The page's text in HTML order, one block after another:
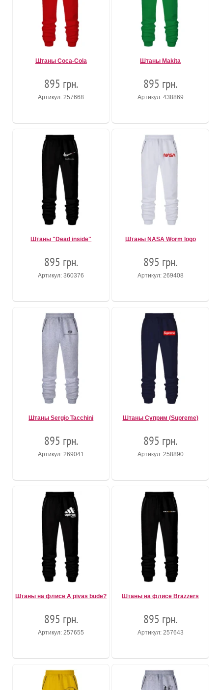
Штаны Coca-Cola
895 грн.
Артикул: 257668
Штаны Makita
895 грн.
Артикул: 438869
Штаны "Dead inside"
895 грн.
Артикул: 360376
Штаны NASA Worm logo
895 грн.
Артикул: 269408
Штаны Sergio Tacchini
895 грн.
Артикул: 269041
Штаны Суприм (Supreme)
895 грн.
Артикул: 258890
Штаны на флисе A pivas bude?
895 грн.
Артикул: 257655
Штаны на флисе Brazzers
895 грн.
Артикул: 257643